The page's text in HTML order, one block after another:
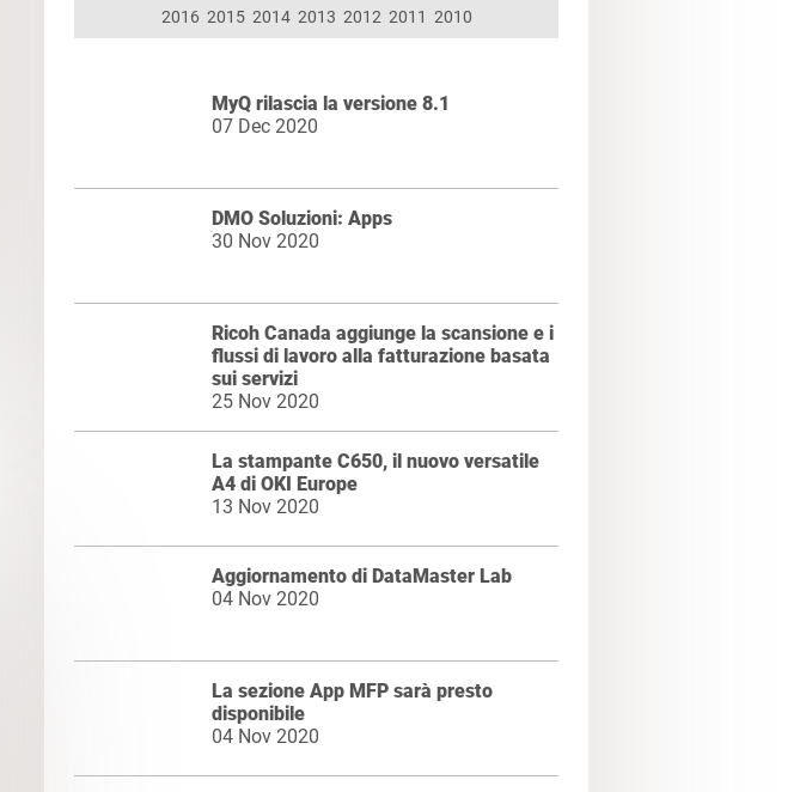
2016 2015 2014 2013 2012 2011 2010
MyQ rilascia la versione 8.1
07 Dec 2020
DMO Soluzioni: Apps
30 Nov 2020
Ricoh Canada aggiunge la scansione e i
flussi di lavoro alla fatturazione basata
sui servizi
25 Nov 2020
La stampante C650, il nuovo versatile
A4 di OKI Europe
13 Nov 2020
Aggiornamento di DataMaster Lab
04 Nov 2020
La sezione App MFP sarà presto
disponibile
04 Nov 2020